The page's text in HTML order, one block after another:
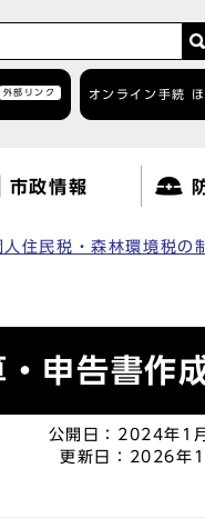
外部リンク オンライン手続
市政情報
人住民税・森林環境税の
申告書作成
公開日： 2024年1
更新日：
2026年1